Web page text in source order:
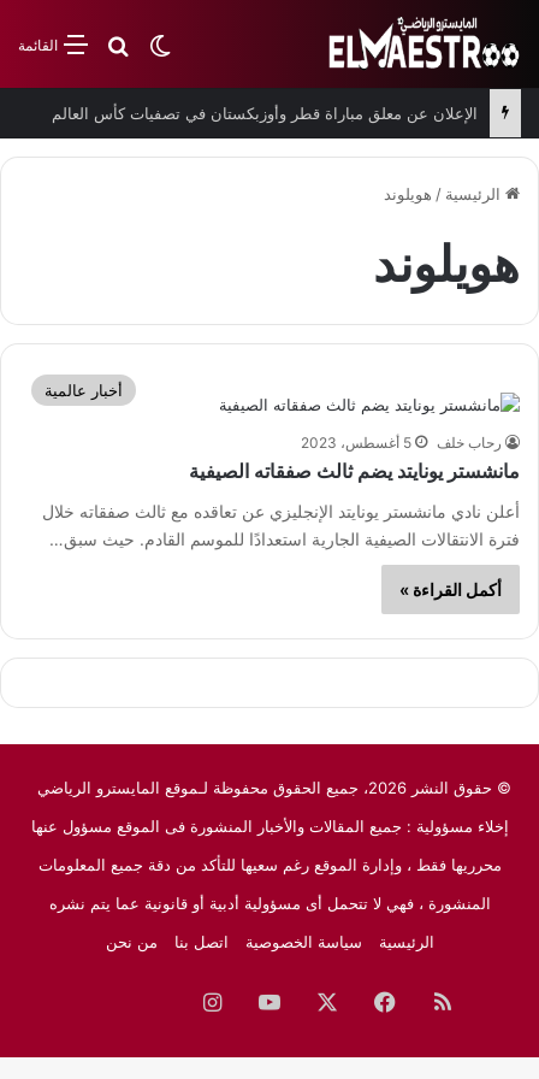
القائمةبحث عن
الوضع المظلم
الإعلان عن معلق مباراة قطر وأوزبكستان في تصفيات كأس العالم
الرئيسية / هويلوند
هويلوند
أخبار عالمية
رحاب خلف 5 أغسطس، 2023
مانشستر يونايتد يضم ثالث صفقاته الصيفية
أعلن نادي مانشستر يونايتد الإنجليزي عن تعاقده مع ثالث صفقاته خلال
فترة الانتقالات الصيفية الجارية استعدادًا للموسم القادم. حيث سبق…
أكمل القراءة »
© حقوق النشر 2026، جميع الحقوق محفوظة لـموقع المايسترو الرياضي
إخلاء مسؤولية : جميع المقالات والأخبار المنشورة فى الموقع مسؤول عنها
محرريها فقط ، وإدارة الموقع رغم سعيها للتأكد من دقة جميع المعلومات
المنشورة ، فهي لا تتحمل أى مسؤولية أدبية أو قانونية عما يتم نشره
الرئيسية
سياسة الخصوصية اتصل بنا من نحن
ملخص
الموقع
فيسبوك ‫YouTubeانستقرام
نيوز